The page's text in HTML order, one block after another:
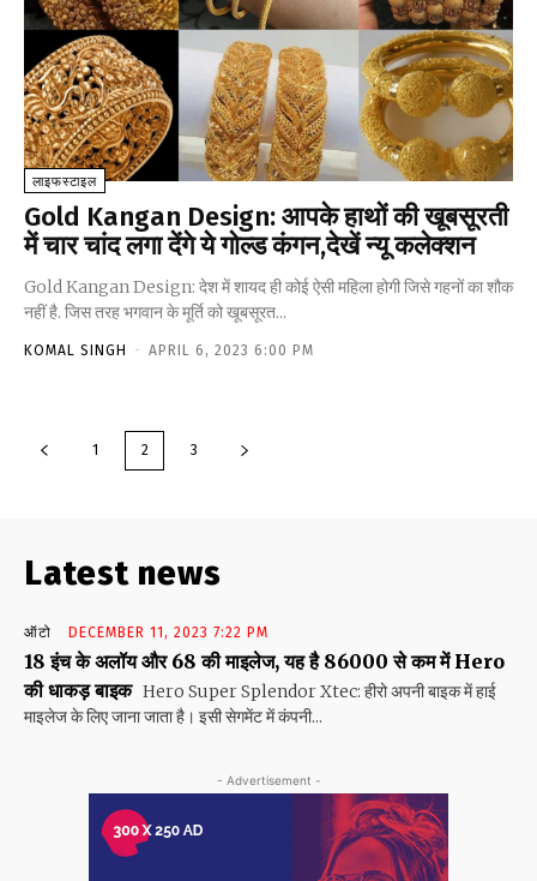
लाइफस्टाइल
Gold Kangan Design: आपके हाथों की खूबसूरती
में चार चांद लगा देंगे ये गोल्ड कंगन,देखें न्यू कलेक्शन
Gold Kangan Design: देश में शायद ही कोई ऐसी महिला होगी जिसे गहनों का शौक
नहीं है. जिस तरह भगवान के मूर्ति को खूबसूरत...
KOMAL SINGH - APRIL 6, 2023 6:00 PM
1 2 3
Latest news
ऑटो DECEMBER 11, 2023 7:22 PM
18 इंच के अलॉय और 68 की माइलेज, यह है 86000 से कम में Hero
की धाकड़ बाइक Hero Super Splendor Xtec: हीरो अपनी बाइक में हाई
माइलेज के लिए जाना जाता है। इसी सेगमेंट में कंपनी...
- Advertisement -